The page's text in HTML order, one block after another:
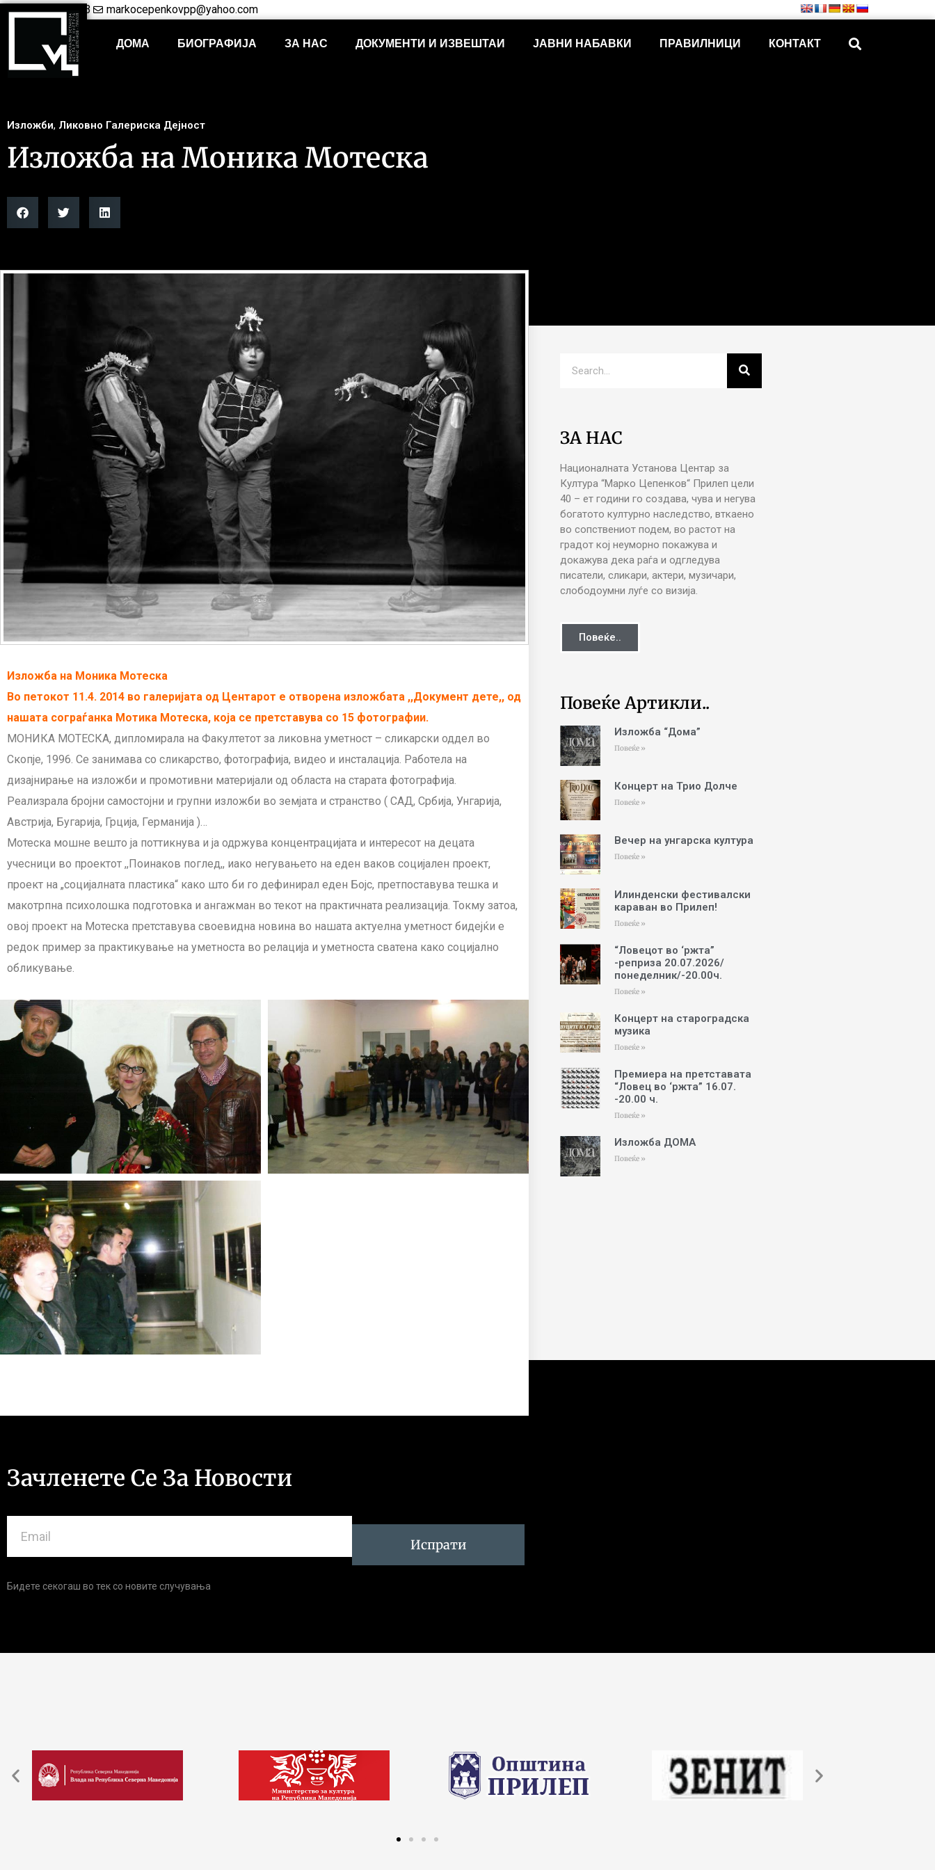
+38948421703 markocepenkovpp@yahoo.com
ДОМА БИОГРАФИЈА ЗА НАС ДОКУМЕНТИ И ИЗВЕШТАИ ЈАВНИ НАБАВКИ ПРАВИЛНИЦИ КОНТАКТ
Изложби, Ликовно Галериска Дејност
Изложба на Моника Мотеска
Изложба на Моника Мотеска
Во петокот 11.4. 2014 во галеријата од Центарот е отворена изложбата ,,Документ дете,, од
нашата сограѓанка Мотика Мотеска, која се претставува со 15 фотографии.
МОНИКА МОТЕСКА, дипломирала на Факултетот за ликовна уметност – сликарски оддел во
Скопје, 1996. Се занимава со сликарство, фотографија, видео и инсталација. Работела на
дизајнирање на изложби и промотивни материјали од областа на старата фотографија.
Реализрала бројни самостојни и групни изложби во земјата и странство ( САД, Србија, Унгарија,
Австрија, Бугарија, Грција, Германија )…
Мотеска мошне вешто ја поттикнува и ја одржува концентрацијата и интересот на децата
учесници во проектот ,,Поинаков поглед,, иако негувањето на еден ваков социјален проект,
проект на „социјалната пластика“ како што би го дефинирал еден Бојс, претпоставува тешка и
макотрпна психолошка подготовка и ангажман во текот на практичната реализација. Токму затоа,
овој проект на Мотеска претставува своевидна новина во нашата актуелна уметност бидејќи е
редок пример за практикување на уметноста во релација и уметноста сватена како социјално
обликување.
ЗА НАС
Националната Установа Центар за
Култура “Марко Цепенков“ Прилеп цели
40 – ет години го создава, чува и негува
богатото културно наследство, вткаено
во сопствениот подем, во растот на
градот кој неуморно покажува и
докажува дека раѓа и одгледува
писатели, сликари, актери, музичари,
слободоумни луѓе со визија.
Повеќе..
Повеќе Артикли..
Изложба “Дома”
Повеќе »
Концерт на Трио Долче
Повеќе »
Вечер на унгарска култура
Повеќе »
Илинденски фестивалски
караван во Прилеп!
Повеќе »
“Ловецот во ‘ржта”
-реприза 20.07.2026/
понеделник/-20.00ч.
Повеќе »
Концерт на староградска
музика
Повеќе »
Премиера на претставата
“Ловец во ‘ржта” 16.07.
-20.00 ч.
Повеќе »
Изложба ДОМА
Повеќе »
Зачленете Се За Новости
Испрати
Бидете секогаш во тек со новите случувања